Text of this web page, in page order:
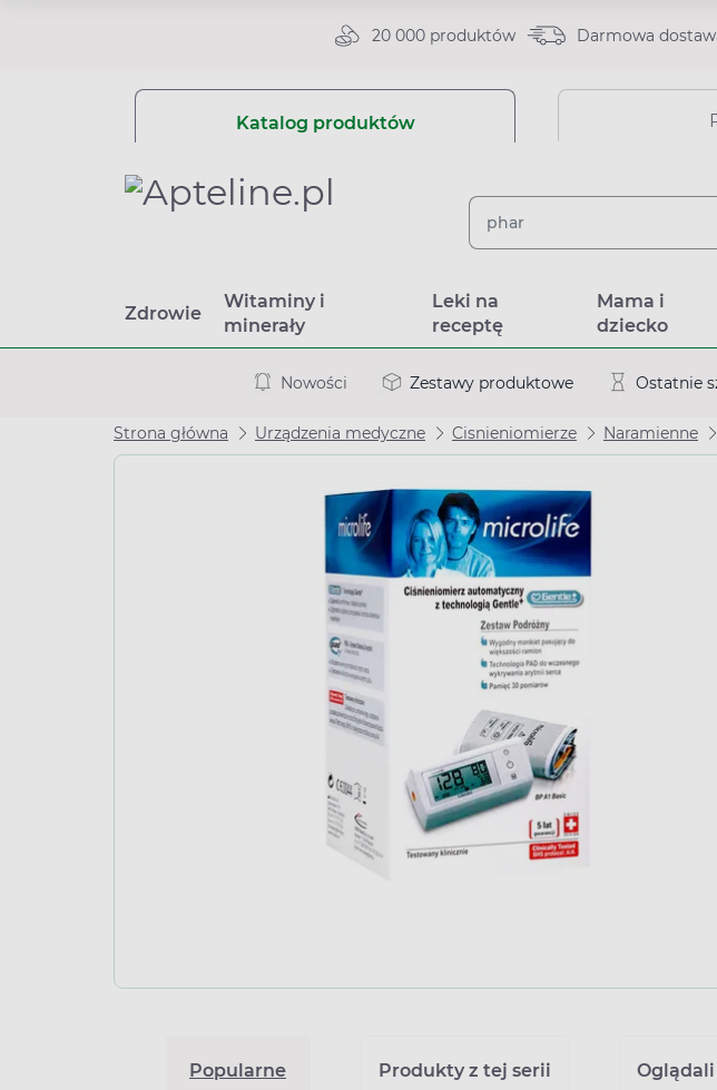
20 000 produktów Darmowa
Katalog produktów
Zdrowie
Witaminy i
minerały
Leki na
receptę
Mama i
dziecko
Nowości Zestawy produktowe Ostatnie
Strona główna Urządzenia medyczne Cisnieniomierze Naramienne
Popularne Produkty z tej serii